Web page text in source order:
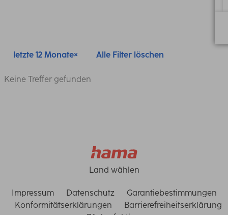
letzte 12 Monate Alle Filter löschen
Keine Treffer gefunden
Land wählen
Impressum Datenschutz
Garantiebestimmungen
Konformitätserklärungen
Barrierefreiheitserklärung